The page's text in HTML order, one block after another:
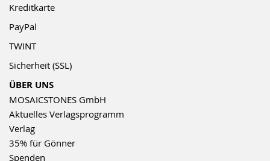
Kreditkarte
PayPal
TWINT
Sicherheit (SSL)
ÜBER UNS
MOSAICSTONES GmbH
Aktuelles Verlagsprogramm
Verlag
35% für Gönner
Spenden